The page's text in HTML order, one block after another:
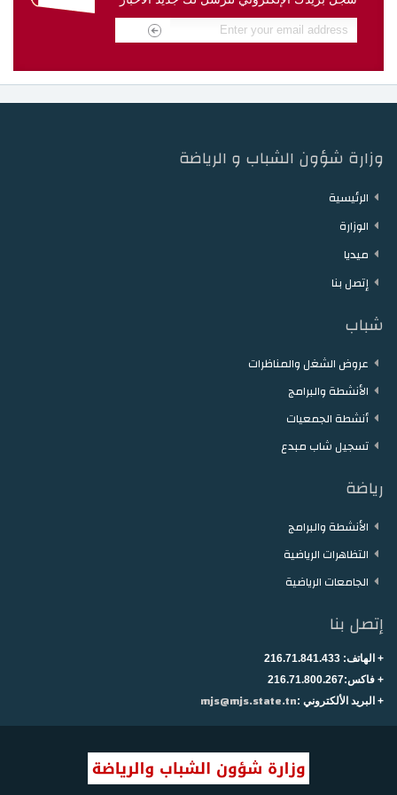
دار الشباب توزر دار الشباب دقاش دار الشباب نفطة
وزارة شؤون الشباب و الرياضة
الرئيسية
الوزارة
ميديا
إتصل بنا
شباب
عروض الشغل والمناظرات
الأنشطة والبرامج
أنشطة الجمعيات
تسجيل شاب مبدع
رياضة
الأنشطة والبرامج
التظاهرات الرياضية
الجامعات الرياضية
إتصل بنا
+ الهاتف: 216.71.841.433
+ فاكس:216.71.800.267
+ البريد الألكتروني :mjs@mjs.state.tn